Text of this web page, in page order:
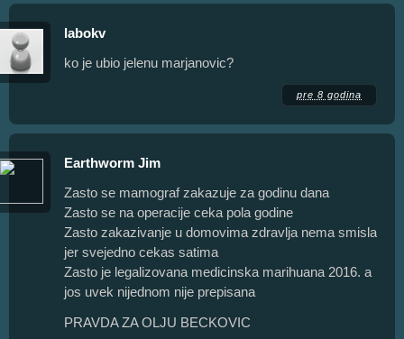
labokv
ko je ubio jelenu marjanovic?
pre 8 godina
Earthworm Jim
Zasto se mamograf zakazuje za godinu dana
Zasto se na operacije ceka pola godine
Zasto zakazivanje u domovima zdravlja nema smisla
jer svejedno cekas satima
Zasto je legalizovana medicinska marihuana 2016. a
jos uvek nijednom nije prepisana
PRAVDA ZA OLJU BECKOVIC